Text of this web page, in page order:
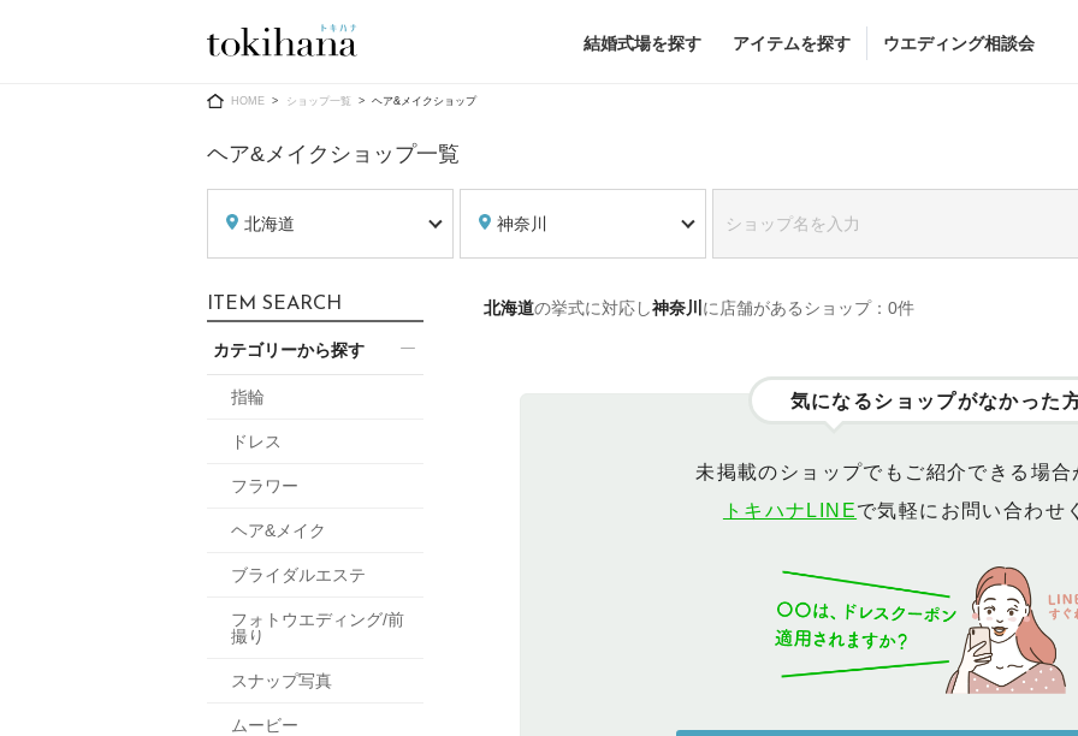
結婚式場を探す アイテムを探す
Ring
すべてのアイテム
指輪ショップ一覧
Dress
ウエディングドレス （メーカー直
会場装花
フラワーショップ一覧 ブライダルエステ
ウエディング相談会
HOME ショップ一覧 ヘア&メイクショップ
ヘア&メイクショップ一覧
北海道 神奈川
北海道の挙式に対応し神奈川 に店舗があるショップ：0件
気になるショップがなかった
未掲載のショップでもご紹介できる場合
トキハナLINEで気軽にお問い合わせ
ITEM SEARCH
カテゴリーから探す
指輪
ドレス
フラワー
ヘア&メイク
ブライダルエステ
フォトウエディング/前
撮り
スナップ写真
ムービー